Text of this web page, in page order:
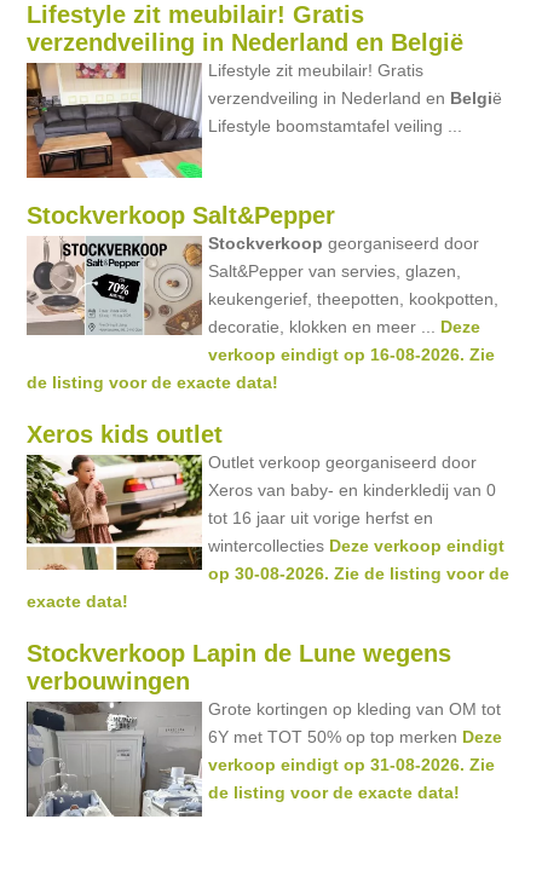
Lifestyle zit meubilair! Gratis
verzendveiling in Nederland en België
Lifestyle zit meubilair! Gratis
verzendveiling in Nederland en België
Lifestyle boomstamtafel veiling ...
Stockverkoop Salt&Pepper
Stockverkoop georganiseerd door
Salt&Pepper van servies, glazen,
keukengerief, theepotten, kookpotten,
decoratie, klokken en meer ... Deze
verkoop eindigt op 16-08-2026. Zie
de listing voor de exacte data!
Xeros kids outlet
Outlet verkoop georganiseerd door
Xeros van baby- en kinderkledij van 0
tot 16 jaar uit vorige herfst en
wintercollecties Deze verkoop eindigt
op 30-08-2026. Zie de listing voor de
exacte data!
Stockverkoop Lapin de Lune wegens
verbouwingen
Grote kortingen op kleding van OM tot
6Y met TOT 50% op top merken Deze
verkoop eindigt op 31-08-2026. Zie
de listing voor de exacte data!